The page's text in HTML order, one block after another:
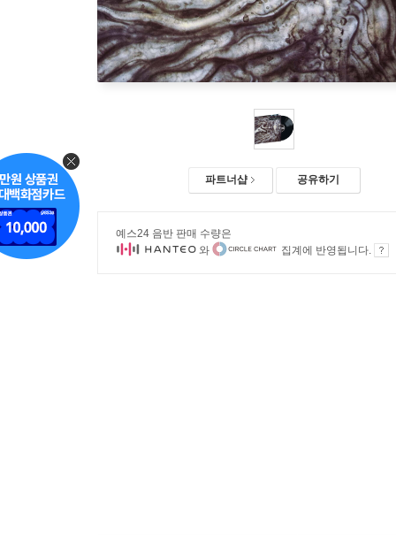
파트너샵 공유하기
예스24 음반 판매 수량은
와
집계에 반영됩니다.